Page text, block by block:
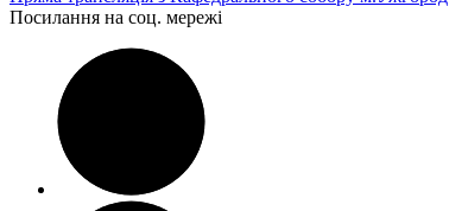
Посилання на соц. мережі